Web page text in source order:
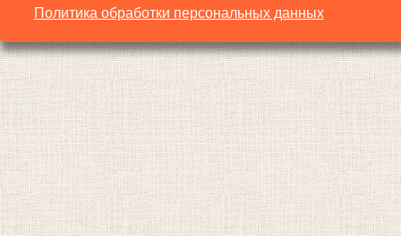
Политика обработки персональных данных